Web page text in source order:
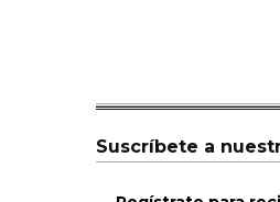
Suscríbete a